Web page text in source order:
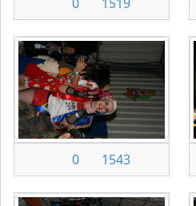
0 1543